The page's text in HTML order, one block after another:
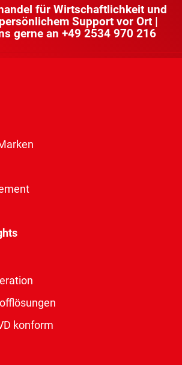
für Wirtschaftlichkeit und
Support vor Ort |
gerne an +49 2534 970 216
konform